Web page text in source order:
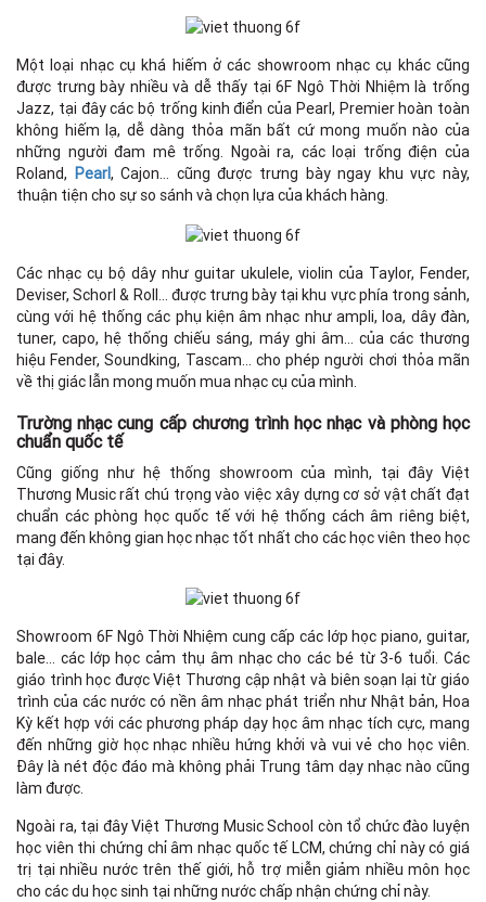
Một loại nhạc cụ khá hiếm ở các showroom nhạc cụ khác cũng
được trưng bày nhiều và dễ thấy tại 6F Ngô Thời Nhiệm là trống
Jazz, tại đây các bộ trống kinh điển của Pearl, Premier hoàn toàn
không hiếm lạ, dễ dàng thỏa mãn bất cứ mong muốn nào của
những người đam mê trống. Ngoài ra, các loại trống điện của
Roland, Pearl, Cajon… cũng được trưng bày ngay khu vực này,
thuận tiện cho sự so sánh và chọn lựa của khách hàng.
Các nhạc cụ bộ dây như guitar ukulele, violin của Taylor, Fender,
Deviser, Schorl & Roll… được trưng bày tại khu vực phía trong sảnh,
cùng với hệ thống các phụ kiện âm nhạc như ampli, loa, dây đàn,
tuner, capo, hệ thống chiếu sáng, máy ghi âm… của các thương
hiệu Fender, Soundking, Tascam… cho phép người chơi thỏa mãn
về thị giác lẫn mong muốn mua nhạc cụ của mình.
Trường nhạc cung cấp chương trình học nhạc và phòng học
chuẩn quốc tế
Cũng giống như hệ thống showroom của mình, tại đây Việt
Thương Music rất chú trọng vào việc xây dựng cơ sở vật chất đạt
chuẩn các phòng học quốc tế với hệ thống cách âm riêng biệt,
mang đến không gian học nhạc tốt nhất cho các học viên theo học
tại đây.
Showroom 6F Ngô Thời Nhiệm cung cấp các lớp học piano, guitar,
bale… các lớp học cảm thụ âm nhạc cho các bé từ 3-6 tuổi. Các
giáo trình học được Việt Thương cập nhật và biên soạn lại từ giáo
trình của các nước có nền âm nhạc phát triển như Nhật bản, Hoa
Kỳ kết hợp với các phương pháp dạy học âm nhạc tích cực, mang
đến những giờ học nhạc nhiều hứng khởi và vui vẻ cho học viên.
Đây là nét độc đáo mà không phải Trung tâm dạy nhạc nào cũng
làm được.
Ngoài ra, tại đây Việt Thương Music School còn tổ chức đào luyện
học viên thi chứng chỉ âm nhạc quốc tế LCM, chứng chỉ này có giá
trị tại nhiều nước trên thế giới, hỗ trợ miễn giảm nhiều môn học
cho các du học sinh tại những nước chấp nhận chứng chỉ này.